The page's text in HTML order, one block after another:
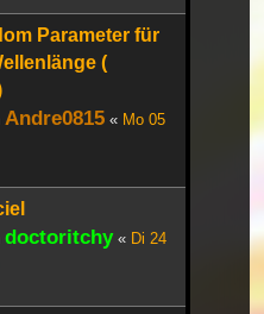
Parameter für
(
Andre0815 « Mo 05
doctoritchy« Di 24